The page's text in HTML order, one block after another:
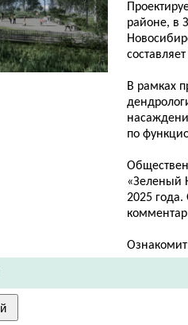
районе, в
В рамках
по
«Зеленый
2025